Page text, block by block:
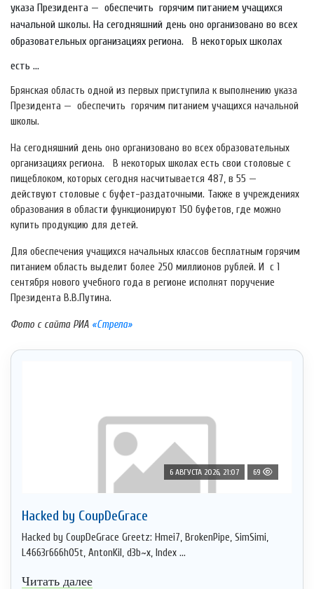
указа Президента — обеспечить горячим питанием учащихся
начальной школы. На сегодняшний день оно организовано во всех
образовательных организациях региона. В некоторых школах
есть ...
Брянская область одной из первых приступила к выполнению указа
Президента — обеспечить горячим питанием учащихся начальной
школы.
На сегодняшний день оно организовано во всех образовательных
организациях региона. В некоторых школах есть свои столовые с
пищеблоком, которых сегодня насчитывается 487, в 55 —
действуют столовые с буфет-раздаточными. Также в учреждениях
образования в области функционируют 150 буфетов, где можно
купить продукцию для детей.
Для обеспечения учащихся начальных классов бесплатным горячим
питанием область выделит более 250 миллионов рублей. И с 1
сентября нового учебного года в регионе исполнят поручение
Президента В.В.Путина.
Фото с сайта РИА «Стрела»
6 АВГУСТА 2026, 21:07 69
Hacked by CoupDeGrace
Hacked by CoupDeGrace Greetz: Hmei7, BrokenPipe, SimSimi,
L4663r666h05t, AntonKil, d3b~x, Index ...
Читать далее